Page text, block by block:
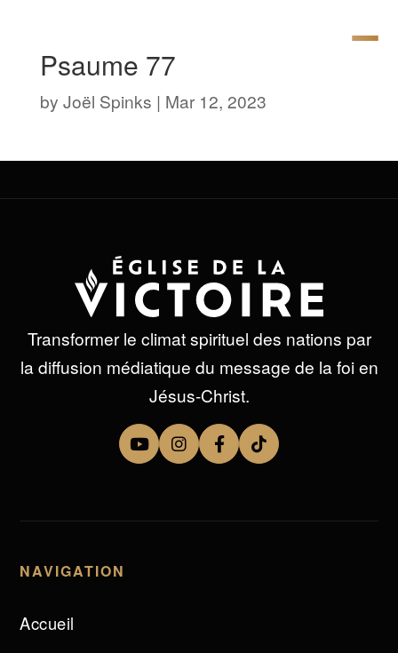
Psaume 77
by Joël Spinks | Mar 12, 2023
Transformer le climat spirituel des nations par
la diffusion médiatique du message de la foi en
Jésus-Christ.
NAVIGATION
Accueil